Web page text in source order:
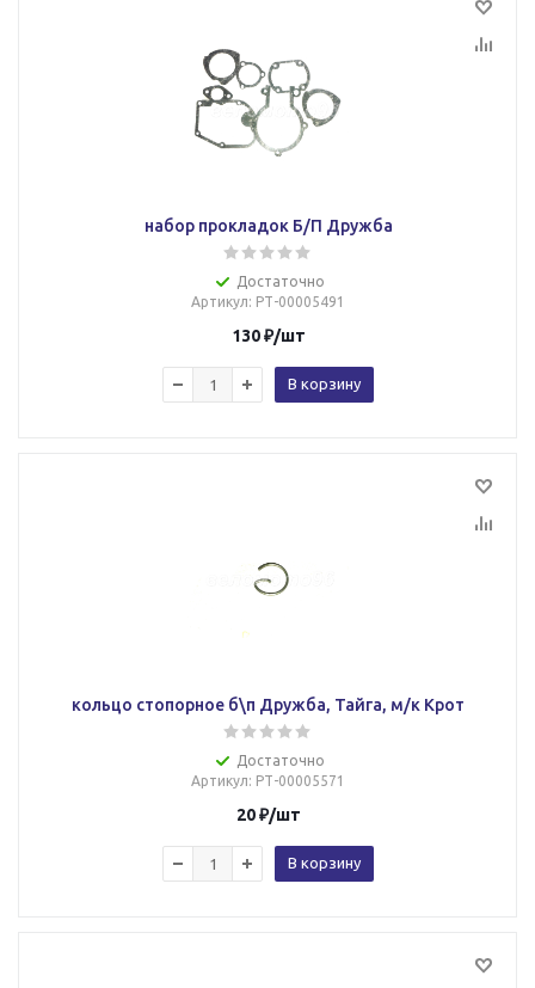
набор прокладок Б/П Дружба
Достаточно
Артикул: РТ-00005491
130₽/шт
В корзину
кольцо стопорное б\п Дружба, Тайга, м/к Крот
Достаточно
Артикул: РТ-00005571
20₽/шт
В корзину